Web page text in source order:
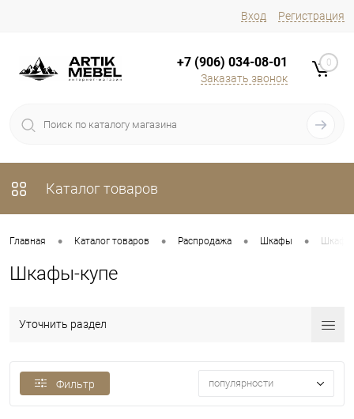
Вход Регистрация
+7 (906) 034-08-01
Заказать звонок
0
Каталог товаров
Главная • Каталог товаров • Распродажа • Шкафы •
Шкафы-купе
Уточнить раздел
Фильтр популярности